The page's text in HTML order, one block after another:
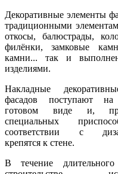
Декоративные элементы
традиционными
откосы, балюстрады,
филёнки, замковые
камни... так и
изделиями.
Накладные
фасадов поступают
готовом виде и,
специальных
соответствии с
крепятся к стене.
В течение